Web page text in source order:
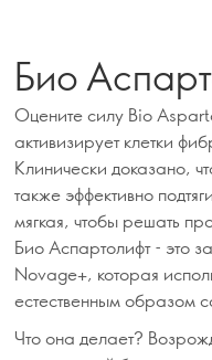
Био
Оцените силу Bio
активизирует клетки
Клинически доказано,
также эффективно
мягкая, чтобы решать
Био Аспартолифт - это
Novage+, которая
естественным образом
Что она делает?